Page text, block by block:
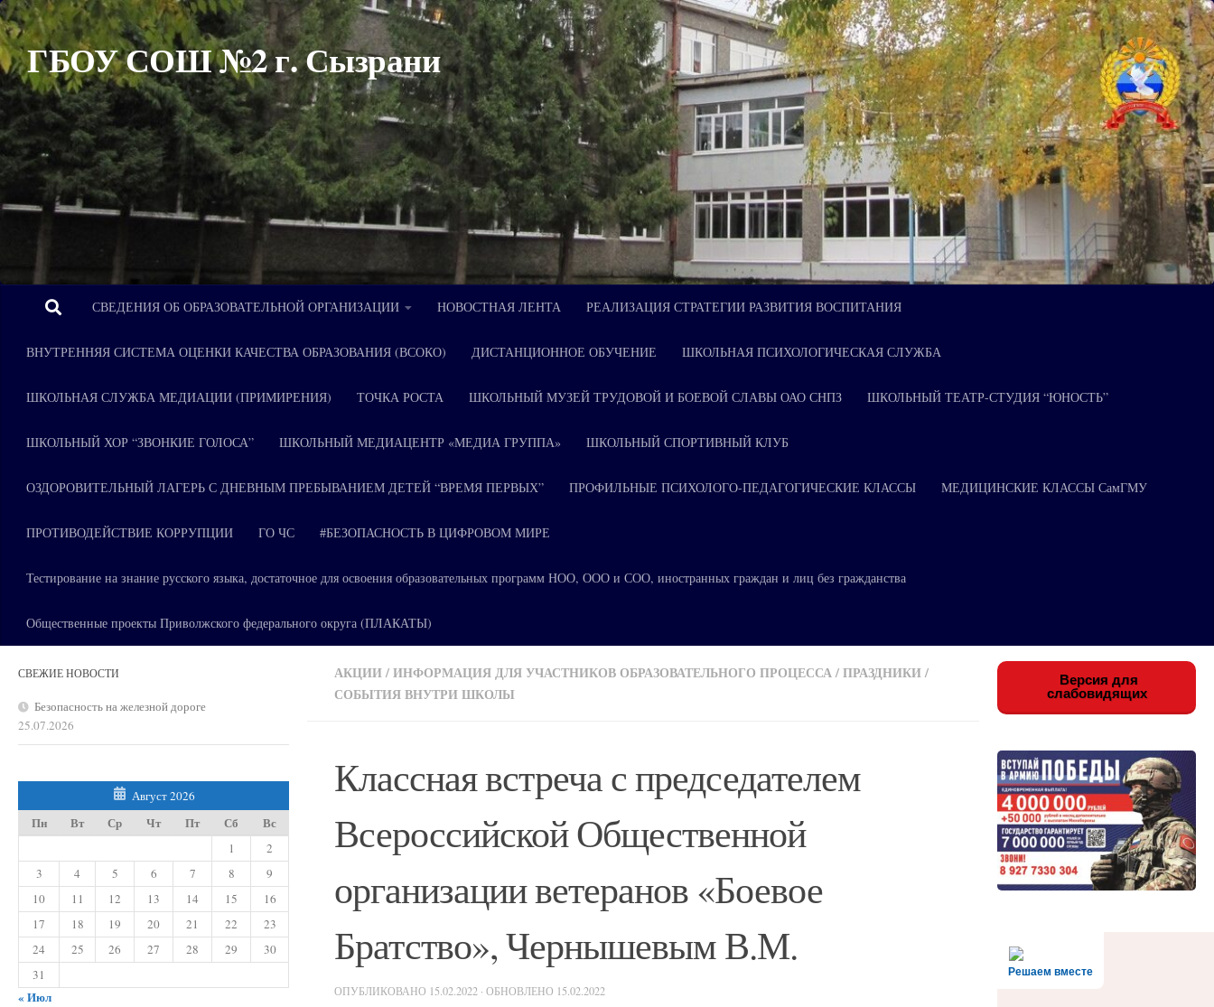
Перейти к содержимому
ГБОУ СОШ №2 г. Сызрани
СВЕДЕНИЯ ОБ ОБРАЗОВАТЕЛЬНОЙ ОРГАНИЗАЦИИ НОВОСТНАЯ ЛЕНТА РЕАЛИЗАЦИЯ СТРАТЕГИИ РАЗВИТИЯ ВОСПИТАНИЯ
ВНУТРЕННЯЯ СИСТЕМА ОЦЕНКИ КАЧЕСТВА ОБРАЗОВАНИЯ (ВСОКО) ДИСТАНЦИОННОЕ ОБУЧЕНИЕ ШКОЛЬНАЯ ПСИХОЛОГИЧЕСКАЯ СЛУЖБА
ШКОЛЬНАЯ СЛУЖБА МЕДИАЦИИ (ПРИМИРЕНИЯ) ТОЧКА РОСТА ШКОЛЬНЫЙ МУЗЕЙ ТРУДОВОЙ И БОЕВОЙ СЛАВЫ ОАО СНПЗ ШКОЛЬНЫЙ ТЕАТР-СТУДИЯ “ЮНОСТЬ”
ШКОЛЬНЫЙ ХОР “ЗВОНКИЕ ГОЛОСА” ШКОЛЬНЫЙ МЕДИАЦЕНТР «МЕДИА ГРУППА» ШКОЛЬНЫЙ СПОРТИВНЫЙ КЛУБ
ОЗДОРОВИТЕЛЬНЫЙ ЛАГЕРЬ С ДНЕВНЫМ ПРЕБЫВАНИЕМ ДЕТЕЙ “ВРЕМЯ ПЕРВЫХ” ПРОФИЛЬНЫЕ ПСИХОЛОГО-ПЕДАГОГИЧЕСКИЕ КЛАССЫ МЕДИЦИНСКИЕ КЛАССЫ СамГМУ
ПРОТИВОДЕЙСТВИЕ КОРРУПЦИИ ГО ЧС #БЕЗОПАСНОСТЬ В ЦИФРОВОМ МИРЕ
Тестирование на знание русского языка, достаточное для освоения образовательных программ НОО, ООО и СОО, иностранных граждан и лиц без гражданства
Общественные проекты Приволжского федерального округа (ПЛАКАТЫ)
АКЦИИ/ИНФОРМАЦИЯ ДЛЯ УЧАСТНИКОВ ОБРАЗОВАТЕЛЬНОГО ПРОЦЕССА/ПРАЗДНИКИ/
СОБЫТИЯ ВНУТРИ ШКОЛЫ
Классная встреча с председателем
Всероссийской Общественной
организации ветеранов «Боевое
Братство», Чернышевым В.М.
ОПУБЛИКОВАНО 15.02.2022 · ОБНОВЛЕНО 15.02.2022
СВЕЖИЕ НОВОСТИ
Безопасность на железной дороге
25.07.2026
Август 2026
Пн Вт Ср Чт Пт Сб Вс
1
2
3
4 5 6 7 8
9
10
11 12 13 14 15
16
17
18 19 20 21 22
23
24
25 26 27 28 29
30
31
« Июл
Версия для
слабовидящих
Решаем вместе